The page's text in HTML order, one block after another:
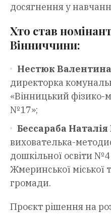
досягнення у
Хто став
Вінниччини:
Нестюк
директорка
«Вінницький
№17»;
Бессараба Наталія
вихователька-
дошкільної освіти
Жмеринської міської
громади.
Проєкт рішення на